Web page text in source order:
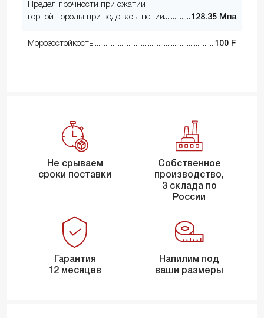
Предел прочности при сжатии
горной породы при водонасыщении
128.35 Мпа
Морозостойкость 100 F
Не срываем
сроки поставки
Собственное
производство,
3 склада по
России
Гарантия
12 месяцев
Напилим под
ваши размеры